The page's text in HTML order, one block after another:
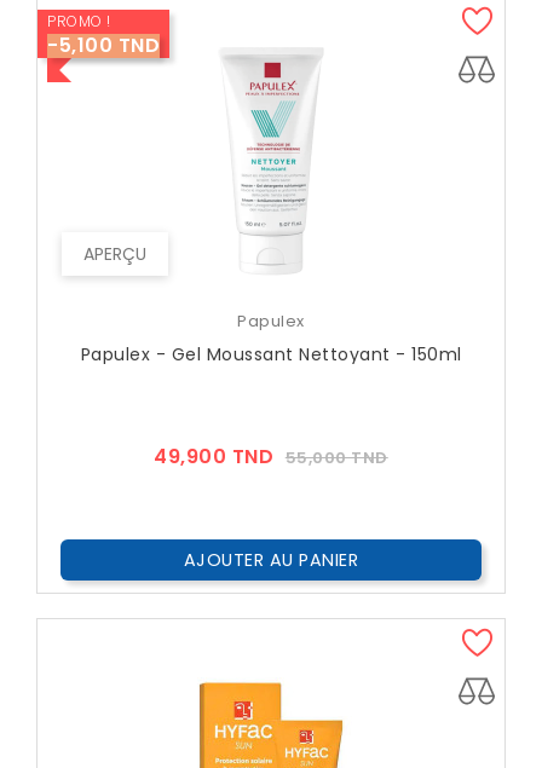
APERÇU
PROMO !
-5,100 TND
Papulex
Papulex - Gel Moussant Nettoyant - 150ml
49,900 TND Prix
55,000 TNDPrix
AJOUTER AU PANIER